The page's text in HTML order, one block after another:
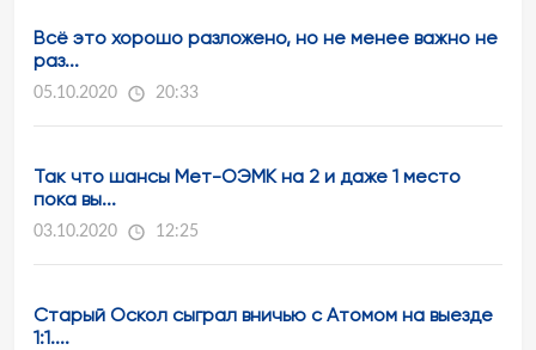
Всё это хорошо разложено, но не менее важно не
раз...
05.10.2020 20:33
Так что шансы Мет-ОЭМК на 2 и даже 1 место
пока вы...
03.10.2020 12:25
Старый Оскол сыграл вничью с Атомом на выезде
1:1....